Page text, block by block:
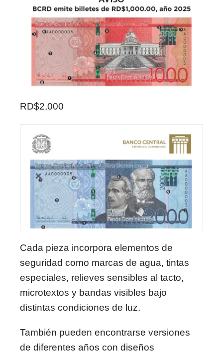
RD$2,000
Cada pieza incorpora elementos de
seguridad como marcas de agua, tintas
especiales, relieves sensibles al tacto,
microtextos y bandas visibles bajo
distintas condiciones de luz.
También pueden encontrarse versiones
de diferentes años con diseños